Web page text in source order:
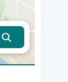
Apotheken